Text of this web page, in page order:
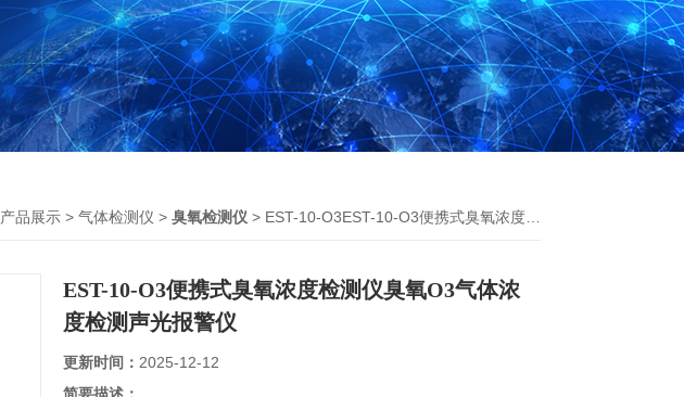
产品展示 > 气体检测仪 > 臭氧检测仪 > EST-10-O3EST-10-O3便携式臭氧浓度检测仪臭氧O3气体浓度检测声光报警仪
EST-10-O3便携式臭氧浓度检测仪臭氧O3气体浓
度检测声光报警仪
更新时间： 2025-12-12